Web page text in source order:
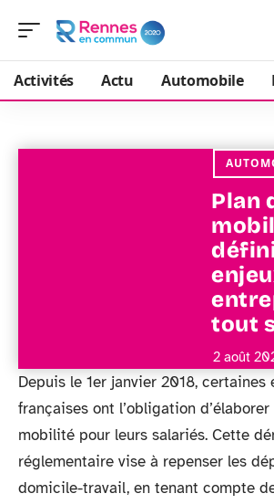
Activités Actu Automobile
Plan
tout
2 août
Depuis le 1er janvier 2018, certaines
françaises ont l’obligation
mobilité pour leurs salariés. Cette
réglementaire vise à repenser les
domicile-travail, en tenant compte